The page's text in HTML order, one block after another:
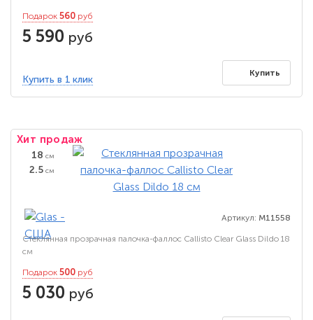
Подарок 560 руб
5 590 руб
Купить в 1 клик
Купить
Хит продаж
18 см
2.5 см
Артикул: M11558
Стеклянная прозрачная палочка-фаллос Callisto Clear Glass Dildo 18
см
Подарок 500 руб
5 030 руб